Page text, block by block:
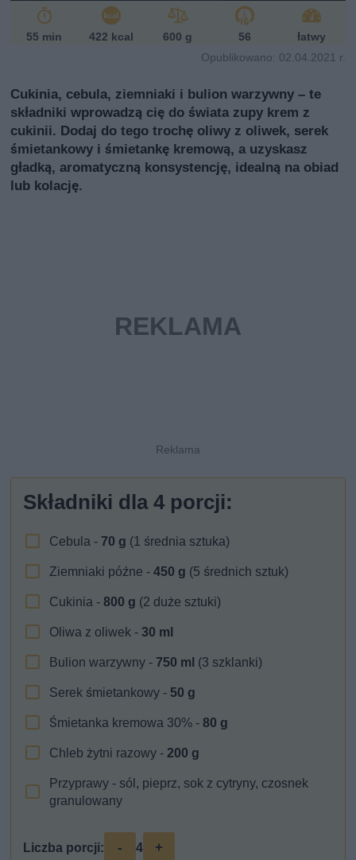
55 min 422 kcal 600 g 56
łatwy
Opublikowano: 02.04.2021 r.
Cukinia, cebula, ziemniaki i bulion warzywny – te
składniki wprowadzą cię do świata zupy krem z
cukinii. Dodaj do tego trochę oliwy z oliwek, serek
śmietankowy i śmietankę kremową, a uzyskasz
gładką, aromatyczną konsystencję, idealną na obiad
lub kolację.
Składniki dla4 porcji:
Cebula - 70 g (1 średnia sztuka)
Ziemniaki późne -450 g (5 średnich sztuk)
Cukinia -800 g (2 duże sztuki)
Oliwa z oliwek -30 ml
Bulion warzywny - 750 ml (3 szklanki)
Serek śmietankowy - 50 g
Śmietanka kremowa 30% -80 g
Chleb żytni razowy -200 g
Przyprawy - sól, pieprz, sok z cytryny, czosnek
granulowany
Liczba porcji: - 4 +